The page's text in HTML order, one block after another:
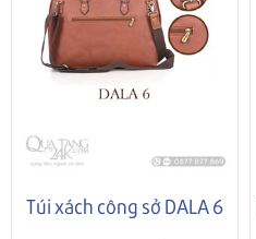
Túi xách công sở DALA 6